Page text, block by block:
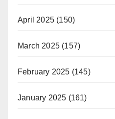
April 2025 (150)
March 2025 (157)
February 2025 (145)
January 2025 (161)